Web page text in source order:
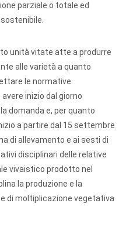
parziale o totale ed
unità vitate atte a produrre
alle varietà a quanto
le normative
inizio dal giorno
domanda e, per quanto
a partire dal 15 settembre
di allevamento e ai sesti di
disciplinari delle relative
vivaistico prodotto nel
la produzione e la
di moltiplicazione vegetativa